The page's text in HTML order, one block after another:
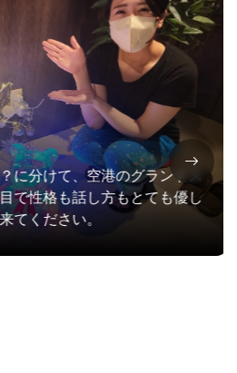
に分けて、空港のグランドス
性格も話し方もとても優し
てください。